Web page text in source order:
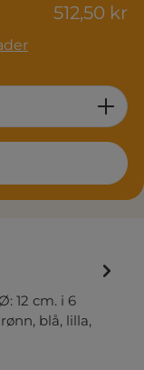
512,50 kr
desired
12 cm. i 6
blå, lilla,